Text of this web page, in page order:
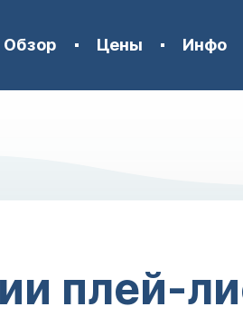
Обзор Цены Инфо
плей-